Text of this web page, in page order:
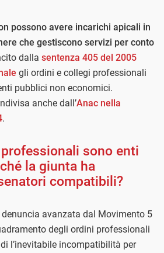
possono avere incarichi apicali in
che gestiscono servizi per conto
dalla sentenza 405 del 2005
gli ordini e collegi professionali
pubblici non economici.
anche dall’Anac nella
.
sono enti
la giunta ha
compatibili?
avanzata dal Movimento 5
degli ordini professionali
l’inevitabile incompatibilità per